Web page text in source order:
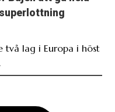
två lag i Europa i höst